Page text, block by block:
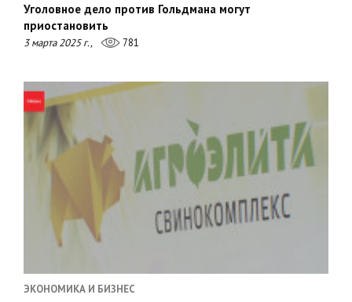
Уголовное дело против Гольдмана могут
приостановить
3 марта 2025 г., 781
ЭКОНОМИКА И БИЗНЕС